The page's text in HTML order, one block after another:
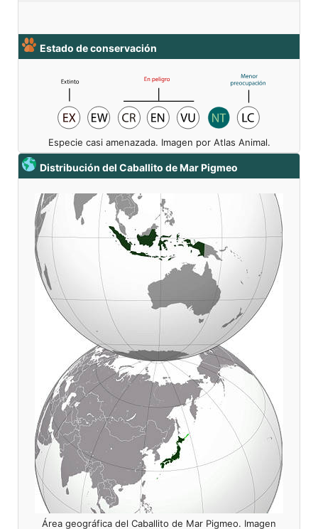
Estado de conservación
Especie casi amenazada. Imagen por Atlas Animal.
Distribución del Caballito de Mar Pigmeo
Área geográfica del Caballito de Mar Pigmeo. Imagen